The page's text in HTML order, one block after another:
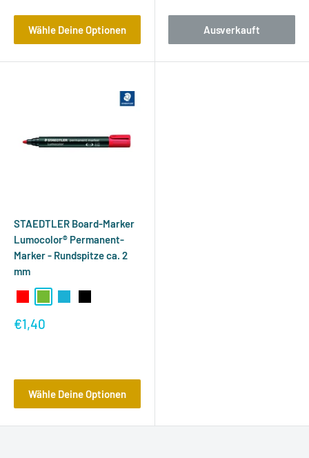
Wähle Deine Optionen Ausverkauft
STAEDTLER Board-Marker
Lumocolor® Permanent-
Marker - Rundspitze ca. 2
mm
Sonderpreis
€1,40
Wähle Deine Optionen